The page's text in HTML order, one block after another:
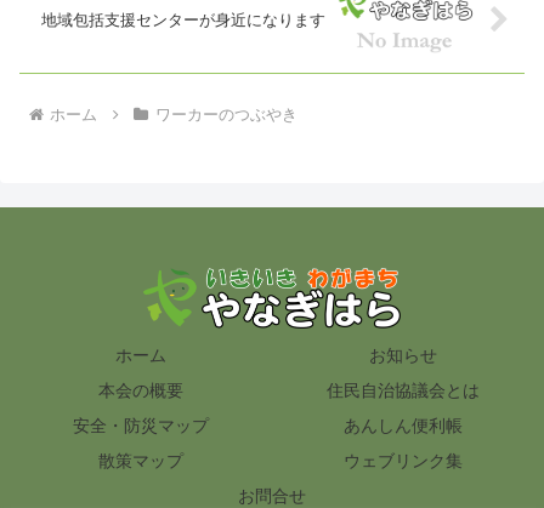
地域包括支援センターが身近になります
ホーム ワーカーのつぶやき
ホーム
お知らせ
本会の概要
住民自治協議会とは
安全・防災マップ
あんしん便利帳
散策マップ
ウェブリンク集
お問合せ